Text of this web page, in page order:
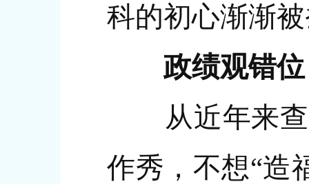
科的初心渐渐
政绩观错
从近年来查
作秀，不想“造